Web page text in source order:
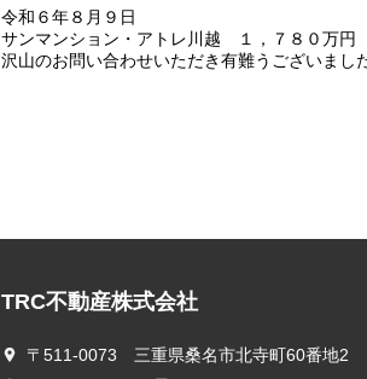
令和６年８月９日
サンマンション・アトレ川越 １，７８０万円
沢山のお問い合わせいただき有難うございまし
TRC不動産株式会社
〒511-0073 三重県桑名市北寺町60番地2